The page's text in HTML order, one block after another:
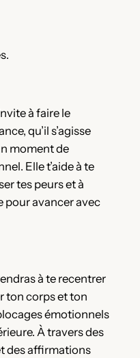
à faire le
qu’il s’agisse
moment de
Elle t’aide à te
tes peurs et à
pour avancer avec
à te recentrer
ton corps et ton
émotionnels
À travers des
des affirmations